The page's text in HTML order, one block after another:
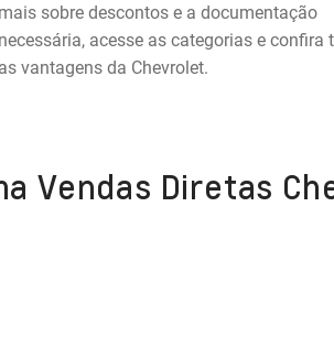
mais sobre descontos e a documentação
necessária, acesse as categorias e confira
as vantagens da Chevrolet.
Vendas Diretas